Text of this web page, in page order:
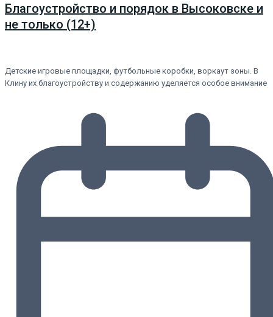
Благоустройство и порядок в Высоковске и
не только (12+)
Детские игровые площадки, футбольные коробки, воркаут зоны. В
Клину их благоустройству и содержанию уделяется особое внимание